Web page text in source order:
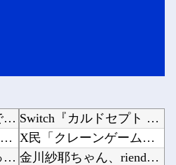
【艦これ】 イベントで弱っている提督にご奉仕鹿島描いたでち
やる夫のダンジョン運営記180-おまけ31 埋めネタ「17話舞台裏2 土産物市・当日」
【パズドラ】 76多色ってなんかコツとかあるんかね 完全に並べきるには15秒では足りないわ
Switch『カルドセプト ザ ファースト』1,858 本他
X民「クレーンゲームで飲むヨーグルト取れた！ちゃんと冷蔵庫で冷やされてたし問題ないよねｗ」...
金川紗耶ちゃん、rienda 20周年を飾る｢26AW LOOKモデル｣に就任！！！【乃木...